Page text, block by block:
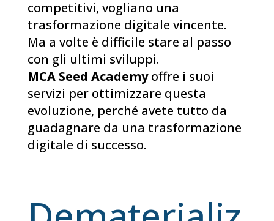
competitivi, vogliano una
trasformazione digitale vincente.
Ma a volte è difficile stare al passo
con gli ultimi sviluppi.
MCA Seed Academyoffre i suoi
servizi per ottimizzare questa
evoluzione, perché avete tutto da
guadagnare da una trasformazione
digitale di successo.